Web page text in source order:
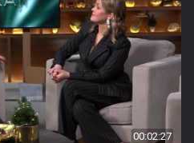
00:02:27